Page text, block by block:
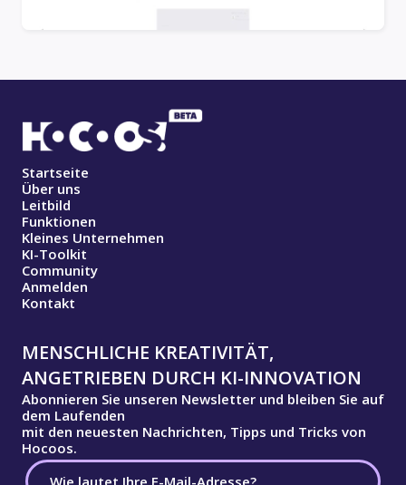
Startseite
Über uns
Leitbild
Funktionen
Kleines Unternehmen
KI-Toolkit
Community
Anmelden
Kontakt
MENSCHLICHE KREATIVITÄT,
ANGETRIEBEN DURCH KI-INNOVATION
Abonnieren Sie unseren Newsletter und bleiben Sie auf
dem Laufenden
mit den neuesten Nachrichten, Tipps und Tricks von
Hocoos.